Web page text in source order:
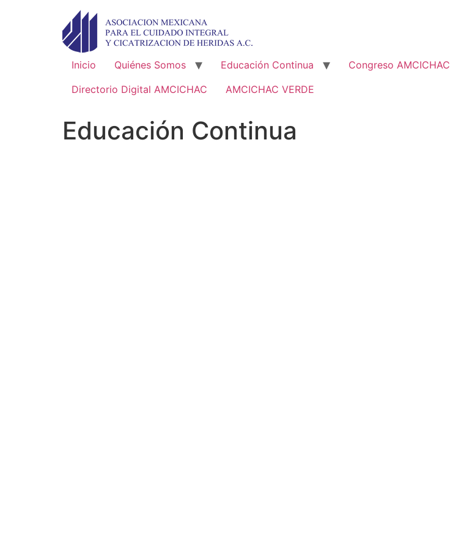
Inicio Quiénes Somos Educación Continua Congreso AMCICHAC
Directorio Digital AMCICHAC
AMCICHAC VERDE
Educación Continua